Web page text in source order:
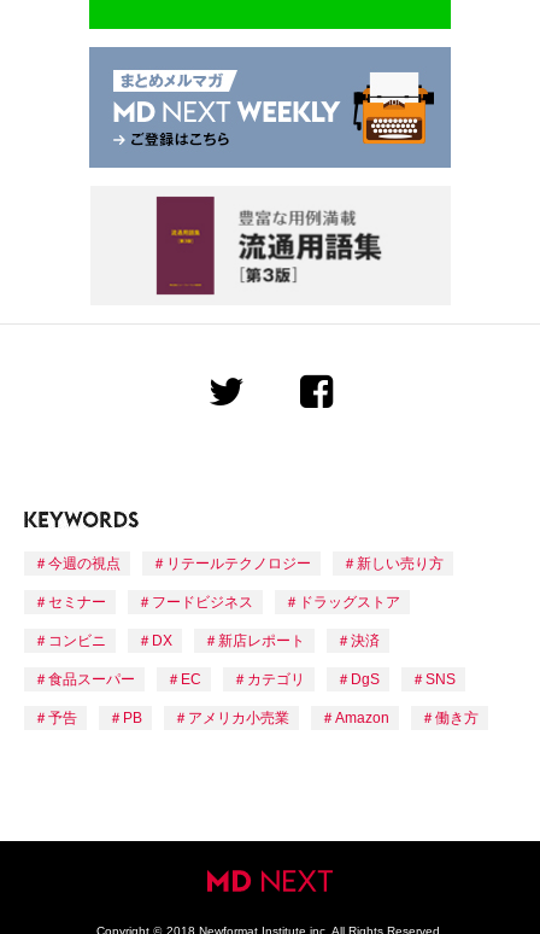
今週の視点 リテールテクノロジー 新しい売り方
セミナー フードビジネス ドラッグストア
コンビニ DX 新店レポート 決済
食品スーパー EC カテゴリ DgS SNS
予告 PB アメリカ小売業 Amazon 働き方
Copyright © 2018 Newformat Institute inc. All Rights Reserved.